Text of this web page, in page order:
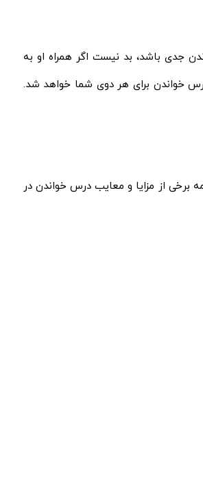
جدی‌ باشد، بد نیست اگر همراه او به
خواندن برای هر دوی شما خواهد شد.
برخی از مزایا و معایب درس خواندن در